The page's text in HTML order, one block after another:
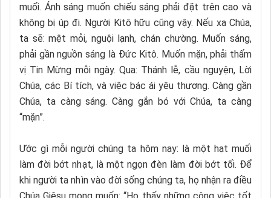
muối. Ánh sáng muốn chiếu sáng phải đặt trên cao và
không bị úp đi. Người Kitô hữu cũng vậy. Nếu xa Chúa,
ta sẽ: mệt mỏi, nguội lạnh, chán chường. Muốn sáng,
phải gần nguồn sáng là Đức Kitô. Muốn mặn, phải thấm
vị Tin Mừng mỗi ngày. Qua: Thánh lễ, cầu nguyện, Lời
Chúa, các Bí tích, và việc bác ái yêu thương. Càng gần
Chúa, ta càng sáng. Càng gắn bó với Chúa, ta càng
“mặn”.
Ước gì mỗi người chúng ta hôm nay: là một hạt muối
làm đời bớt nhạt, là một ngọn đèn làm đời bớt tối. Để
khi người ta nhìn vào đời sống chúng ta, họ nhận ra điều
Chúa Giêsu mong muốn: “Họ thấy những công việc tốt